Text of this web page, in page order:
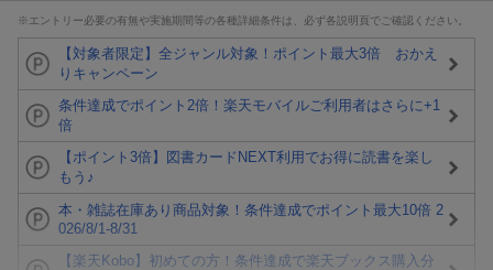
※エントリー必要の有無や実施期間等の各種詳細条件は、必ず各説明頁でご確認ください。
【対象者限定】全ジャンル対象！ポイント最大3倍 おかえ
りキャンペーン
条件達成でポイント2倍！楽天モバイルご利用者はさらに+1
倍
【ポイント3倍】図書カードNEXT利用でお得に読書を楽し
もう♪
本・雑誌在庫あり商品対象！条件達成でポイント最大10倍 2
026/8/1-8/31
【楽天Kobo】初めての方！条件達成で楽天ブックス購入分